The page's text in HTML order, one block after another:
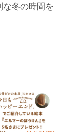
な冬の時間を